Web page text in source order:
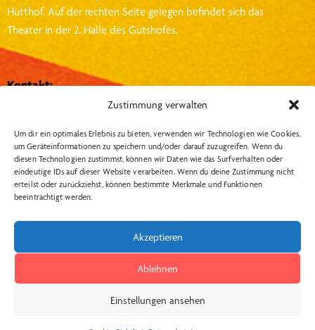
Zustimmung verwalten
Um dir ein optimales Erlebnis zu bieten, verwenden wir Technologien wie Cookies,
um Geräteinformationen zu speichern und/oder darauf zuzugreifen. Wenn du
diesen Technologien zustimmst, können wir Daten wie das Surfverhalten oder
eindeutige IDs auf dieser Website verarbeiten. Wenn du deine Zustimmung nicht
erteilst oder zurückziehst, können bestimmte Merkmale und Funktionen
beeinträchtigt werden.
Akzeptieren
Ablehnen
Einstellungen ansehen
Hütthof. Auf der rechten Seite gelegen befindet sich das
Theater in der 2. Halle des Gutshofes.
Kontakt:
Hütthof 1, 27374, Visselhövede
info@theater-metronom.de
Tel.: 04262 – 1351
Wichtige Links: Social Media:
Insta